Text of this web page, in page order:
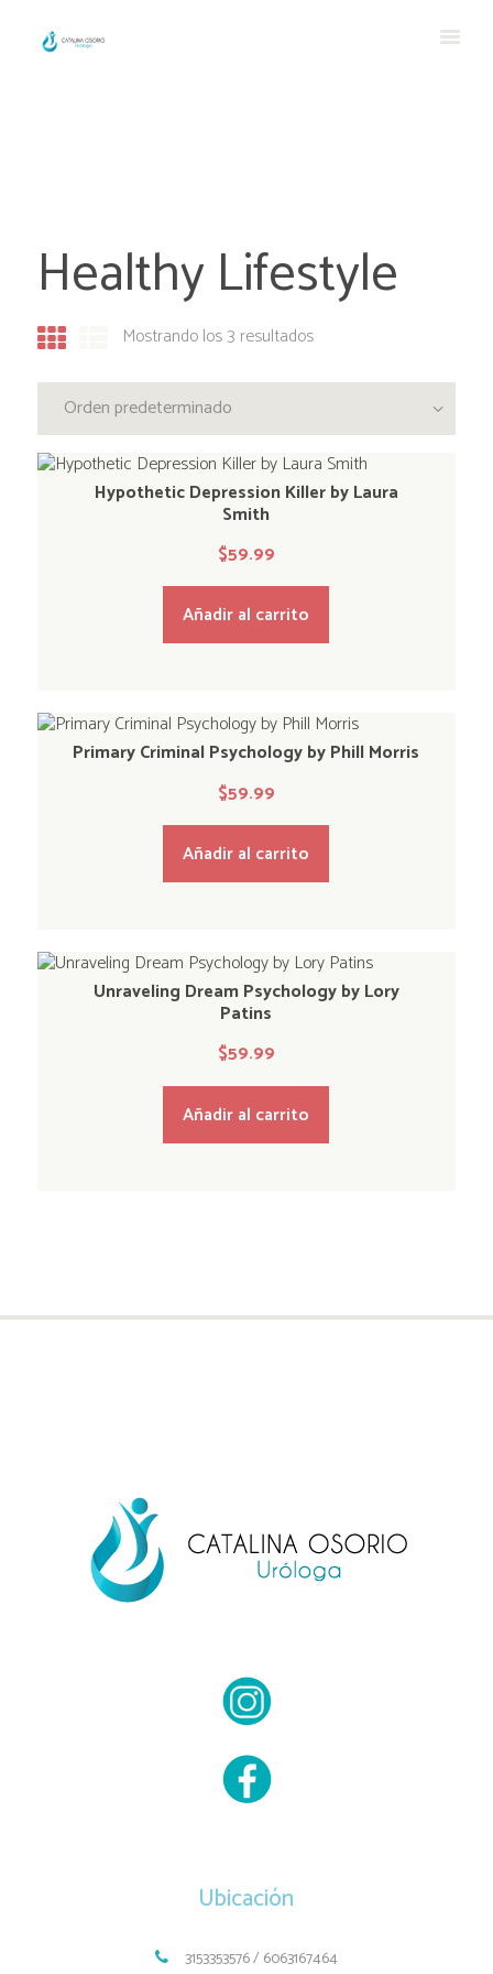
Healthy Lifestyle
Mostrando los 3 resultados
Hypothetic Depression Killer by Laura
Smith
$59.99
Añadir al carrito
Primary Criminal Psychology by Phill Morris
$59.99
Añadir al carrito
Unraveling Dream Psychology by Lory
Patins
$59.99
Añadir al carrito
Ubicación
3153353576 / 6063167464